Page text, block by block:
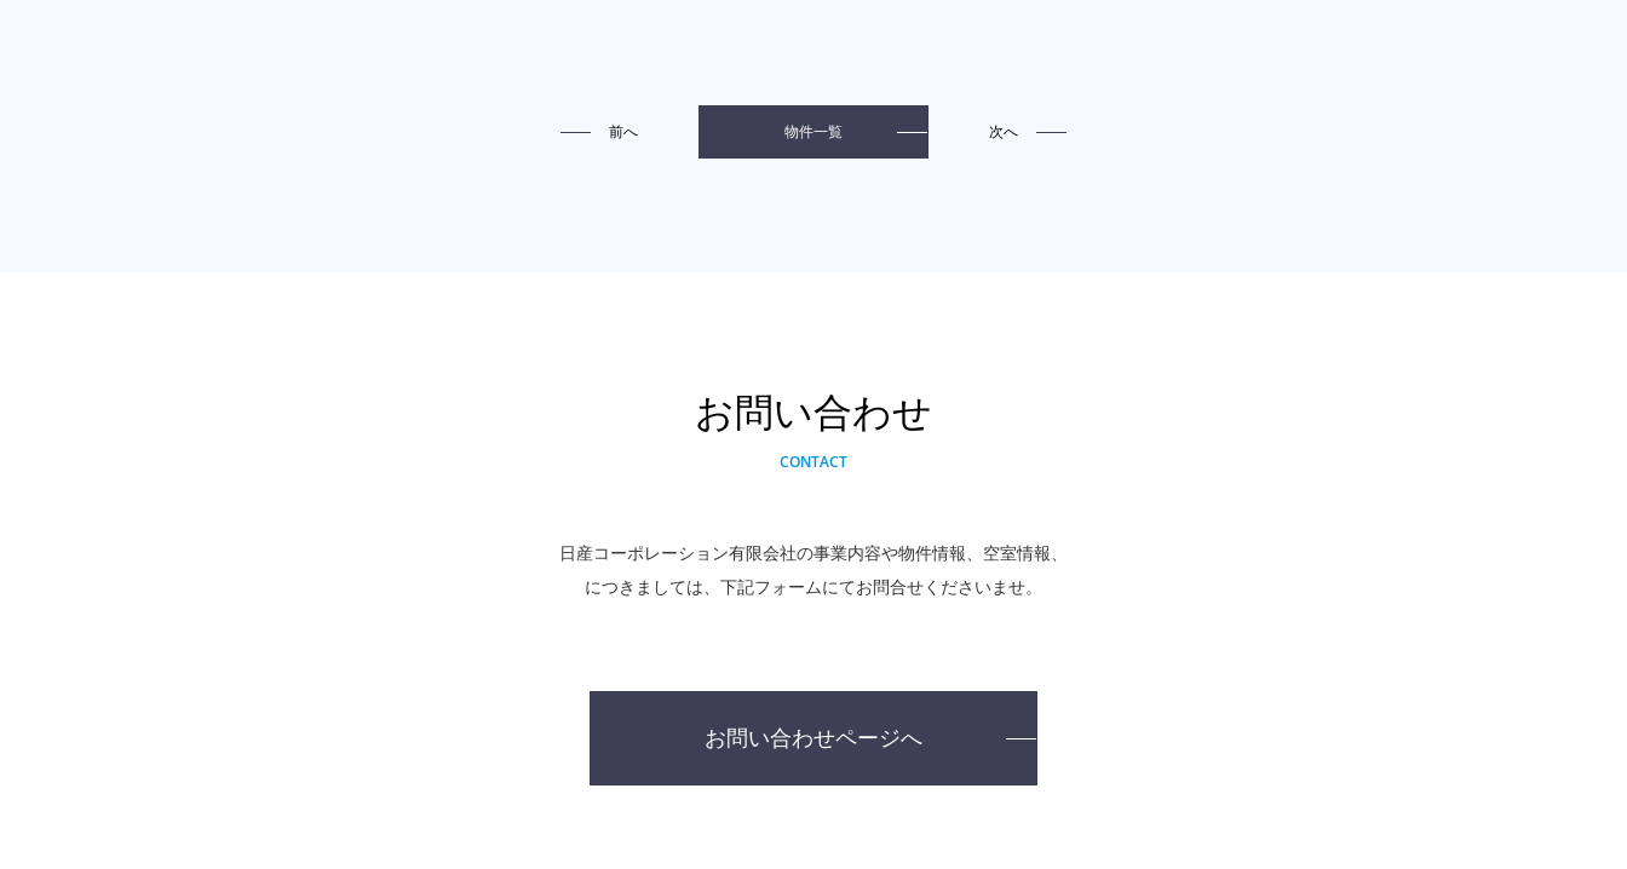
前へ 物件一覧 次へ
お問い合わせ
CONTACT
日産コーポレーション有限会社の事業内容や物件情報、空室情報、
につきましては、下記フォームにてお問合せくださいませ。
お問い合わせページへ